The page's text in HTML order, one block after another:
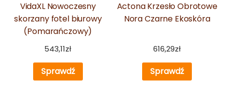
VidaXL Nowoczesny
skorzany fotel biurowy
(Pomarańczowy)
543,11zł
Sprawdź
Actona Krzesło Obrotowe
Nora Czarne Ekoskóra
616,29zł
Sprawdź